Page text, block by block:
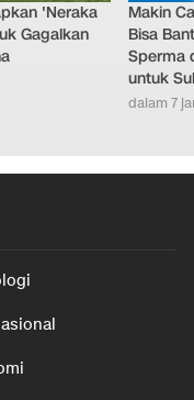
'Neraka
Gagalkan
Makin
Bisa
Sperma
untuk
dalam 7